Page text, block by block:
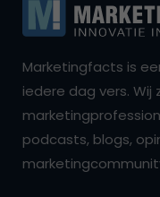
Marketingfacts is
iedere dag vers.
podcasts, blogs,